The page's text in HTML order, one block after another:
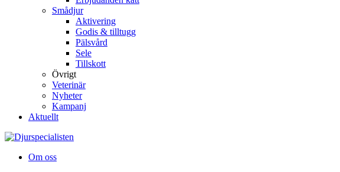
Smådjur
Aktivering
Godis & tilltugg
Pälsvård
Sele
Tillskott
Övrigt
Veterinär
Nyheter
Kampanj
Aktuellt
Om oss